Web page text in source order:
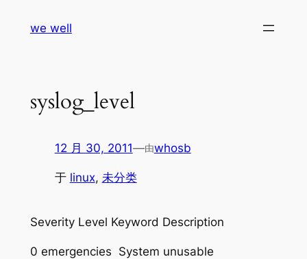
we well
syslog_level
12 月 30, 2011—由whosb
于 linux, 未分类
Severity Level Keyword Description
0 emergencies System unusable